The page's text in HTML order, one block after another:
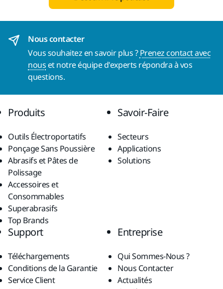
Nous contacter
Vous souhaitez en savoir plus ?Prenez contact avec
nous et notre équipe d'experts répondra à vos
questions.
Produits
Outils Électroportatifs
Ponçage Sans Poussière
Abrasifs et Pâtes de
Polissage
Accessoires et
Consommables
Superabrasifs
Top Brands
Savoir-Faire
Secteurs
Applications
Solutions
Support
Téléchargements
Conditions de la Garantie
Service Client
Entreprise
Qui Sommes-Nous ?
Nous Contacter
Actualités